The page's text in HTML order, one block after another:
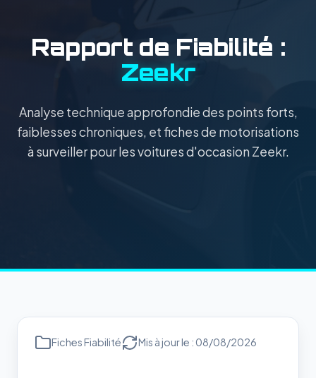
Rapport de Fiabilité :
Zeekr
Analyse technique approfondie des points forts,
faiblesses chroniques, et fiches de motorisations
à surveiller pour les voitures d'occasion Zeekr.
Fiches Fiabilité Mis à jour le : 08/08/2026